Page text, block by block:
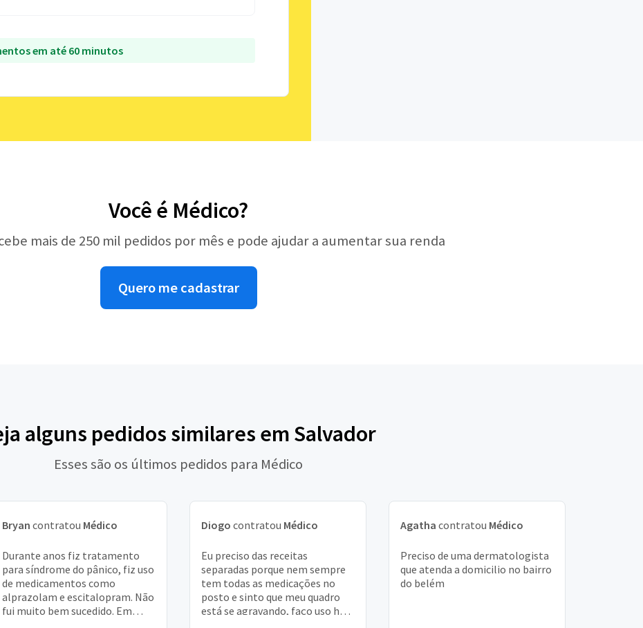
em até 60 minutos
Você é Médico?
mais de 250 mil pedidos por mês e pode ajudar a aumentar sua renda
Quero me cadastrar
alguns pedidos similares em Salvador
Esses são os últimos pedidos para Médico
Bryan contratou Médico
Durante anos fiz tratamento
para síndrome do pânico, fiz uso
de medicamentos como
alprazolam e escitalopram. Não
fui muito bem sucedido. Em
Diogo contratou Médico
Eu preciso das receitas
separadas porque nem sempre
tem todas as medicações no
posto e sinto que meu quadro
está se agravando, faço uso há
Agatha contratou Médico
Preciso de uma dermatologista
que atenda a domicilio no bairro
do belém